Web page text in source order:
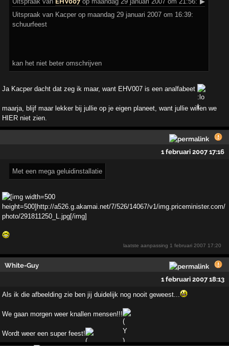
Uitspraak van Kacper op maandag 29 januari 2007 om 16:39:
schuurfeest
kan het niet beter omschrijven
Ja Kacper dacht dat zeg ik maar, want EHV007 is een analfabeet
maarja, blijf maar lekker bij jullie op je eigen planeet, want jullie willen we
HIER niet zien.
1 februari 2007 17:16
Met een mega geluidinstallatie
laatste aanpassing 1 februari 2007 17:20
White-Guy
1 februari 2007 18:13
Als ik die afbeelding zie ben jij duidelijk nog nooit geweest...
We gaan morgen weer knallen mensen!!!
Wordt weer een super feest!